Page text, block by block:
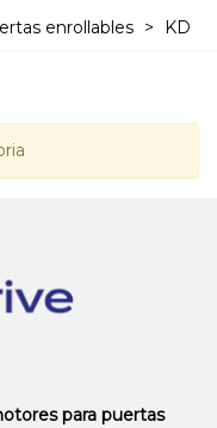
enrollables > KD
para puertas